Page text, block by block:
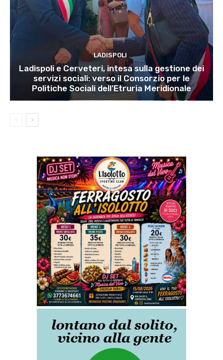
LADISPOLI
Ladispoli e Cerveteri, intesa sulla gestione dei
servizi sociali: verso il Consorzio per le
Politiche Sociali dell’Etruria Meridionale